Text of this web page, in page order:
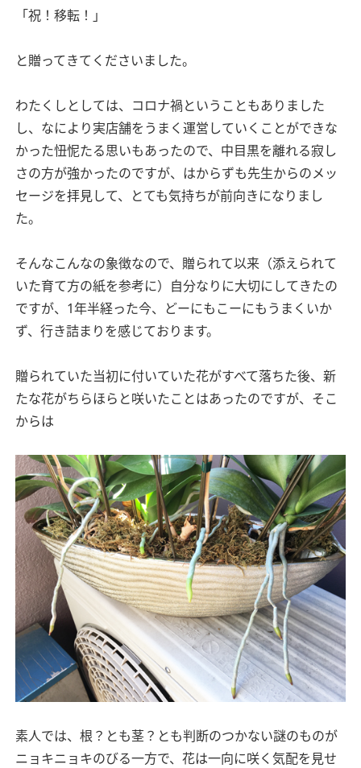
「祝！移転！」
と贈ってきてくださいました。
わたくしとしては、コロナ禍ということもありました
し、なにより実店舗をうまく運営していくことができな
かった忸怩たる思いもあったので、中目黒を離れる寂し
さの方が強かったのですが、はからずも先生からのメッ
セージを拝見して、とても気持ちが前向きになりまし
た。
そんなこんなの象徴なので、贈られて以来（添えられて
いた育て方の紙を参考に）自分なりに大切にしてきたの
ですが、1年半経った今、どーにもこーにもうまくいか
ず、行き詰まりを感じております。
贈られていた当初に付いていた花がすべて落ちた後、新
たな花がちらほらと咲いたことはあったのですが、そこ
からは
素人では、根？とも茎？とも判断のつかない謎のものが
ニョキニョキのびる一方で、花は一向に咲く気配を見せ